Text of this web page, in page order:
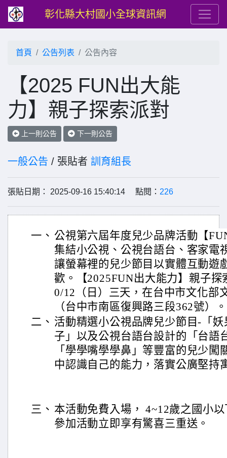
彰化縣大村國小全球資訊網
首頁 公告列表 公告內容
【2025 FUN出大能
力】親子探索派對
上一則公告 下一則公告
一般公告 / 張貼者 訓育組長
張貼日期： 2025-09-16 15:40:14 點閱： 226
一、 公視第六屆年度兒少品牌活動【
集結小公視、公視台語台、客家電
讓螢幕裡的兒少節目以實體互動遊
歡。【2025FUN出大能力】親子
0/12（日）三天，在台中市文化部
（台中市南區復興路三段362號）。
二、 活動精選小公視品牌兒少節目-「
子」以及公視台語台設計的「台語
「學學嘴學學鼻」等豐富的兒少
中認識自己的能力，落實公廣堅持
三、 本活動免費入場， 4~12歲之國小
參加活動立即享有驚喜三重送。